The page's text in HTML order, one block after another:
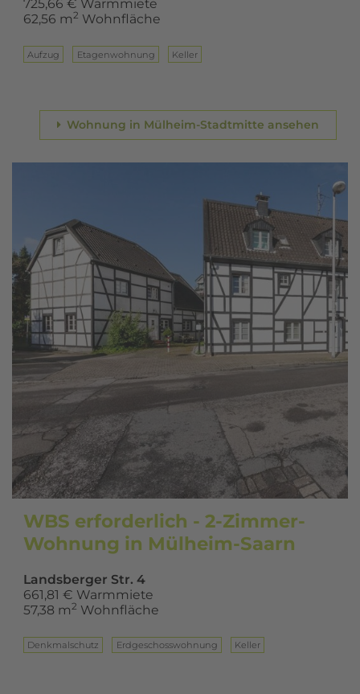
725,66 € Warmmiete
62,56 m2 Wohnfläche
Aufzug Eta­gen­woh­nung Keller
Wohnung in Mülheim-Stadtmitte ansehen
WBS erforderlich - 2-Zimmer-
Wohnung in Mülheim-Saarn
Landsberger Str. 4
661,81 € Warmmiete
57,38 m2 Wohnfläche
Denkmalschutz Erd­ge­schoss­woh­nung Keller